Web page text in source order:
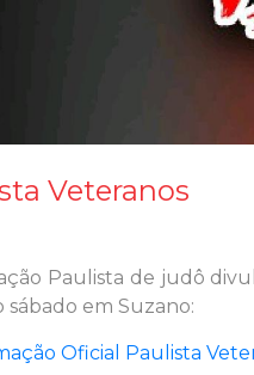
Veteranos
Paulista de judô
sábado em Suzano:
Oficial Paulista